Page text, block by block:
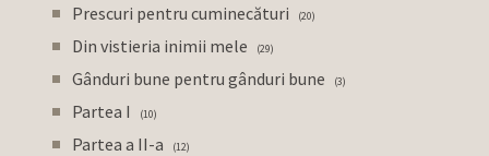
Prescuri pentru cuminecături 20
Din vistieria inimii mele 29
Gânduri bune pentru gânduri bune 3
Partea I 10
Partea a II-a 12